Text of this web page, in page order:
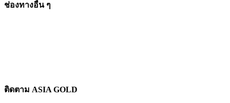
ช่องทางอื่น ๆ
ติดตาม ASIA GOLD